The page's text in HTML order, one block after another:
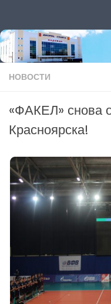
НОВОСТИ
«ФАКЕЛ» снова
Красноярска!